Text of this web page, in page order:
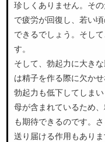
珍しくありません。そ
で疲労が回復し、若い
できるでしょう。そし
す。
そして、勃起力に大き
は精子を作る際に欠か
勃起力も低下してしま
母が含まれているため
も期待できるのです。
送り届ける作用もあり